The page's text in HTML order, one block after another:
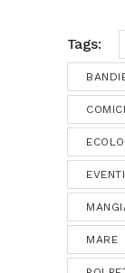
Tags:
EVENTI
MARE